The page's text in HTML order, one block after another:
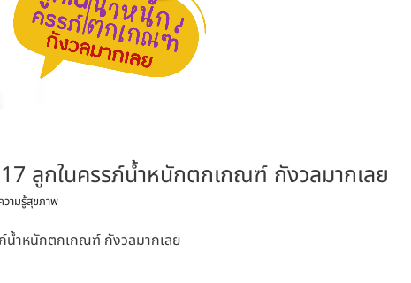
ลูกในครรภ์น้ำหนักตกเกณฑ์ กังวลมากเลย
วามรู้สุขภาพ
น้ำหนักตกเกณฑ์ กังวลมากเลย